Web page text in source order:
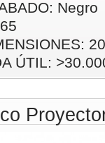
Negro
ÚTIL: